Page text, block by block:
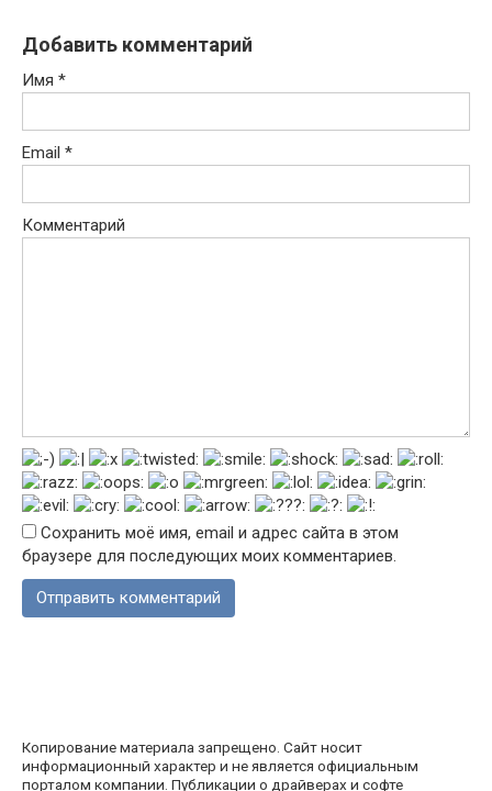
Добавить комментарий
Имя *
Email *
Комментарий
Сохранить моё имя, email и адрес сайта в этом
браузере для последующих моих комментариев.
Копирование материала запрещено. Сайт носит
информационный характер и не является официальным
порталом компании. Публикации о драйверах и софте